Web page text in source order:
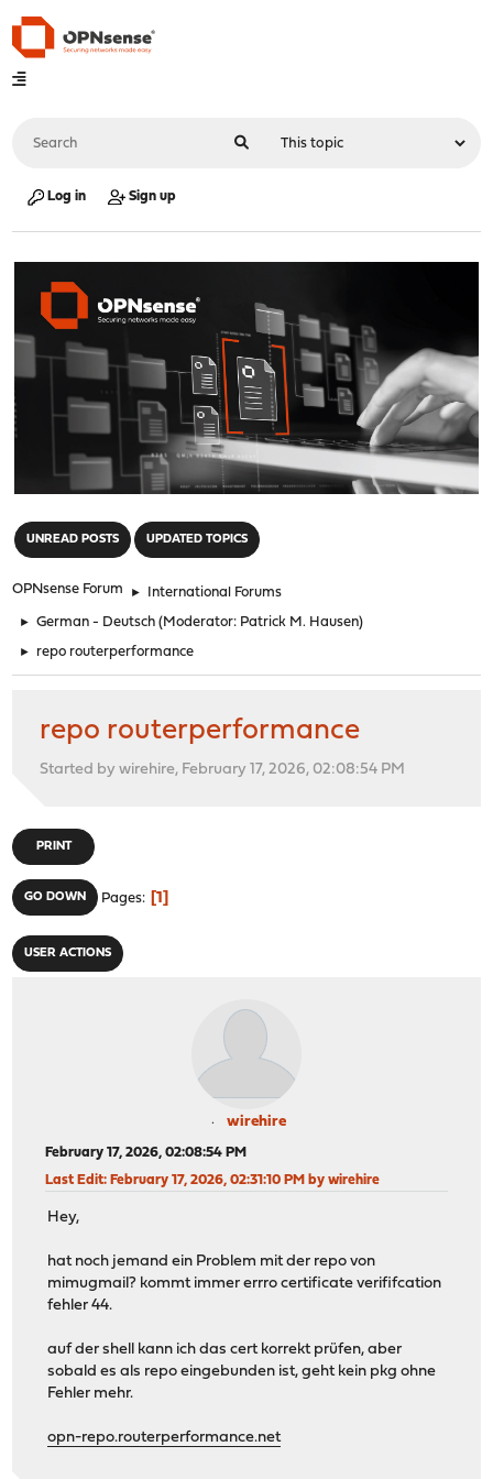
Log in Sign up
UNREAD POSTS UPDATED TOPICS
OPNsense Forum ► International Forums
► German - Deutsch (Moderator: Patrick M. Hausen)
► repo routerperformance
repo routerperformance
Started by wirehire, February 17, 2026, 02:08:54 PM
PRINT
GO DOWN Pages 1
USER ACTIONS
wirehire
February 17, 2026, 02:08:54 PM
Last Edit: February 17, 2026, 02:31:10 PM by wirehire
Hey,
hat noch jemand ein Problem mit der repo von
mimugmail? kommt immer errro certificate verififcation
fehler 44.
auf der shell kann ich das cert korrekt prüfen, aber
sobald es als repo eingebunden ist, geht kein pkg ohne
Fehler mehr.
opn-repo.routerperformance.net